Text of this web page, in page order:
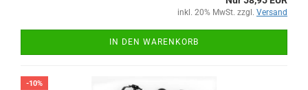
inkl. 20% MwSt. zzgl. Versand
IN DEN WARENKORB
-10%